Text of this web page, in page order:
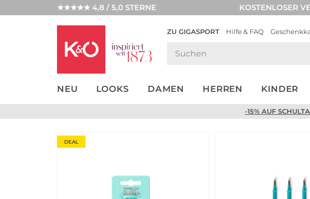
★★★★★ 4,8 / 5,0 STERNE KOSTENLOSER
ZU GIGASPORT Hilfe & FAQ
NEU LOOKS DAMEN HERREN KINDER
NEW IN
WEDDING
-15% AUF
DEAL